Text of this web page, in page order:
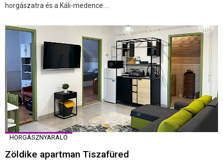
horgászatra és a Káli-medence ...
HORGÁSZNYARALÓ
Zöldike apartman Tiszafüred